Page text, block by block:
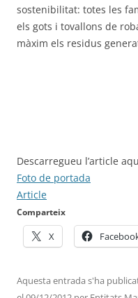
sostenibilitat: totes les
els gots i tovallons de
màxim els residus
Descarregueu l’article
Foto de portada
Article
Comparteix
X
Aquesta entrada s'ha